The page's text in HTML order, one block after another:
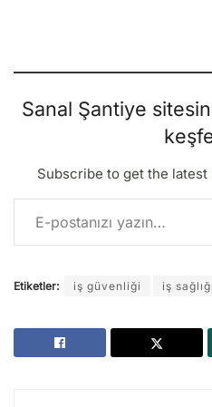
Sanal Şantiye
Subscribe to get the
E-postanızı yazın…
Etiketler: iş güvenliği iş sağlığı